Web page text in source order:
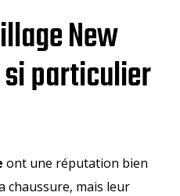
New
particulier
ont une réputation bien
chaussure, mais leur